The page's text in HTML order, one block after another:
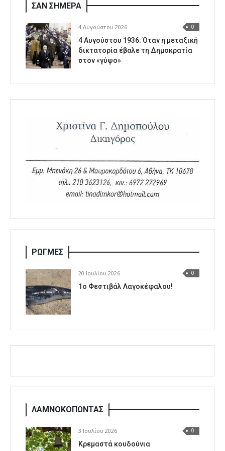
ΣΑΝ ΣΗΜΕΡΑ
4 Αυγούστου 2026 0
4 Αυγούστου 1936: Όταν η μεταξική
δικτατορία έβαλε τη Δημοκρατία
στον «γύψο»
ΡΩΓΜΕΣ
20 Ιουλίου 2026 0
1o Φεστιβάλ Λαγοκέφαλου!
ΛΑΜΝΟΚΟΠΩΝΤΑΣ
3 Ιουλίου 2026 0
Κρεμαστά κουδούνια